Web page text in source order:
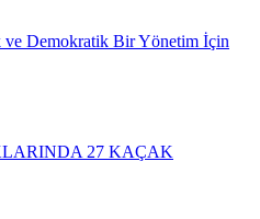
Demokratik Bir Yönetim İçin
27 KAÇAK